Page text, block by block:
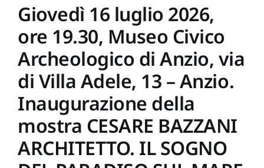
Giovedì 16 luglio 2026,
ore 19.30, Museo Civico
Archeologico di Anzio, via
di Villa Adele, 13 – Anzio.
Inaugurazione della
mostra CESARE BAZZANI
ARCHITETTO. IL SOGNO